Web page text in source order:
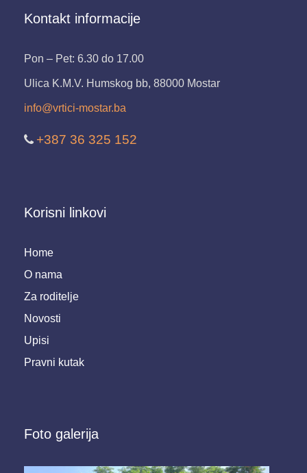
Kontakt informacije
Pon – Pet: 6.30 do 17.00
Ulica K.M.V. Humskog bb, 88000 Mostar
info@vrtici-mostar.ba
+387 36 325 152
Korisni linkovi
Home
O nama
Za roditelje
Novosti
Upisi
Pravni kutak
Foto galerija